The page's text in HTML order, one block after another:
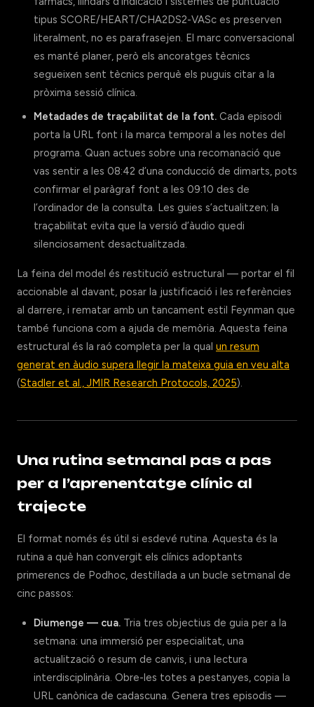
tipus SCORE/HEART/CHA2DS2-VASc es preserven
literalment, no es parafrasejen. El marc conversacional
es manté planer, però els ancoratges tècnics
segueixen sent tècnics perquè els puguis citar a la
pròxima sessió clínica.
Metadades de traçabilitat de la font. Cada episodi
porta la URL font i la marca temporal a les notes del
programa. Quan actues sobre una recomanació que
vas sentir a les 08:42 d’una conducció de dimarts, pots
confirmar el paràgraf font a les 09:10 des de
l’ordinador de la consulta. Les guies s’actualitzen; la
traçabilitat evita que la versió d’àudio quedi
silenciosament desactualitzada.
La feina del model és restitució estructural — portar el fil
accionable al davant, posar la justificació i les referències
al darrere, i rematar amb un tancament estil Feynman que
també funciona com a ajuda de memòria. Aquesta feina
estructural és la raó completa per la qual un resum
generat en àudio supera llegir la mateixa guia en veu alta
(Stadler et al., JMIR Research Protocols, 2025).
Una rutina setmanal pas a pas
per a l’aprenentatge clínic al
trajecte
El format només és útil si esdevé rutina. Aquesta és la
rutina a què han convergit els clínics adoptants
primerencs de Podhoc, destil·lada a un bucle setmanal de
cinc passos:
Diumenge — cua. Tria tres objectius de guia per a la
setmana: una immersió per especialitat, una
actualització o resum de canvis, i una lectura
interdisciplinària. Obre-les totes a pestanyes, copia la
URL canònica de cadascuna. Genera tres episodis —